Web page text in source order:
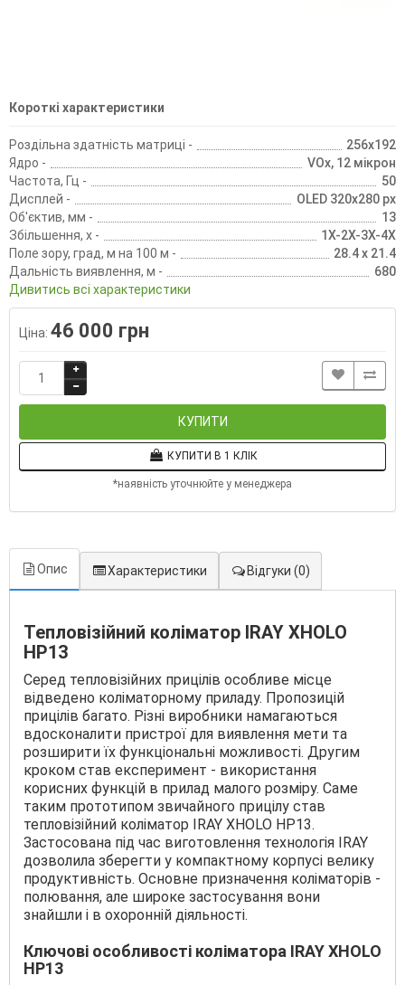
Короткі характеристики
Роздільна здатність матриці -
256х192
Ядро -
VOx, 12 мікрон
Частота, Гц -
50
Дисплей -
OLED 320x280 px
Об'єктив, мм -
13
Збільшення, х -
1Х-2Х-3Х-4Х
Поле зору, град, м на 100 м -
28.4 х 21.4
Дальність виявлення, м -
680
Дивитись всі характеристики
Ціна: 46 000 грн
КУПИТИ
КУПИТИ В 1 КЛІК
*наявність уточнюйте у менеджера
Опис Характеристики Відгуки (0)
Тепловізійний коліматор IRAY XHOLO
HP13
Серед тепловізійних прицілів особливе місце
відведено коліматорному приладу. Пропозицій
прицілів багато. Різні виробники намагаються
вдосконалити пристрої для виявлення мети та
розширити їх функціональні можливості. Другим
кроком став експеримент - використання
корисних функцій в прилад малого розміру. Саме
таким прототипом звичайного прицілу став
тепловізійний коліматор IRAY XHOLO HP13.
Застосована під час виготовлення технологія IRAY
дозволила зберегти у компактному корпусі велику
продуктивність. Основне призначення коліматорів -
полювання, але широке застосування вони
знайшли і в охоронній діяльності.
Ключові особливості коліматора IRAY XHOLO
HP13